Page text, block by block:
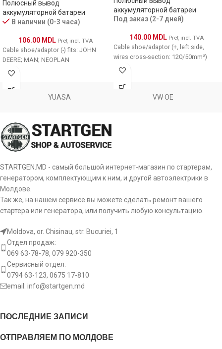
Полюсный вывод
аккумуляторной батареи
В наличии (0-3 часа)
106.00 MDL Preț incl. TVA
Cable shoe/adaptor (-) fits: JOHN
DEERE; MAN; NEOPLAN
аккумуляторной батареи
Под заказ (2-7 дней)
140.00 MDL Preț incl. TVA
Cable shoe/adaptor (+, left side,
wires cross-section: 120/50mm²)
YUASA VW OE
STARTGEN.MD - самый большой интернет-магазин по стартерам,
генератором, комплектующим к ним, и другой автоэлектрики в
Молдове.
Так же, на нашем сервисе вы можете сделать ремонт вашего
стартера или генератора, или получить любую консультацию.
Moldova, or. Chisinau, str. Bucuriei, 1
Отдел продаж:
069 63-78-78, 079 920-350
Сервисный отдел:
0794 63-123, 0675 17-810
email: info@startgen.md
ПОСЛЕДНИЕ ЗАПИСИ
ОТПРАВЛЯЕМ ПО МОЛДОВЕ